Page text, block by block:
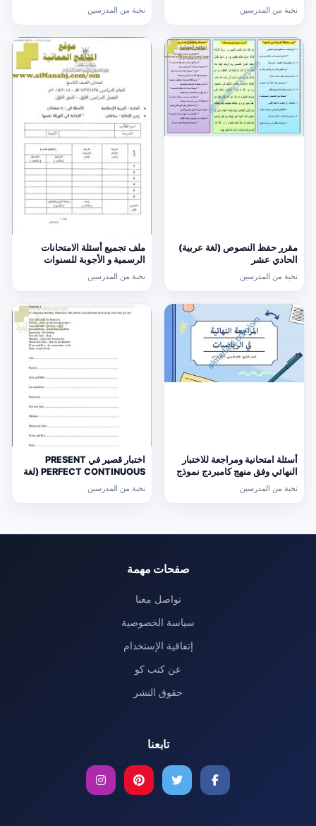
نخبة من المدرسين
نخبة من المدرسين
مقرر حفظ النصوص (لغة عربية)
الحادي عشر
نخبة من المدرسين
ملف تجميع أسئلة الامتحانات
الرسمية و الأجوبة للسنوات
السابقة الدور الأول (الامتحانات)
التاسع
نخبة من المدرسين
أسئلة امتحانية ومراجعة للاختبار
النهائي وفق منهج كامبردج نموذج
ثالث (رياضيات) التاسع
نخبة من المدرسين
اختبار قصير في PRESENT
PERFECT CONTINUOUS (لغة
انجليزية) حلقة ثانية
نخبة من المدرسين
صفحات مهمة
تواصل معنا
سياسة الخصوصية
إتفاقية الإستخدام
عن كتب كو
حقوق النشر
تابعنا